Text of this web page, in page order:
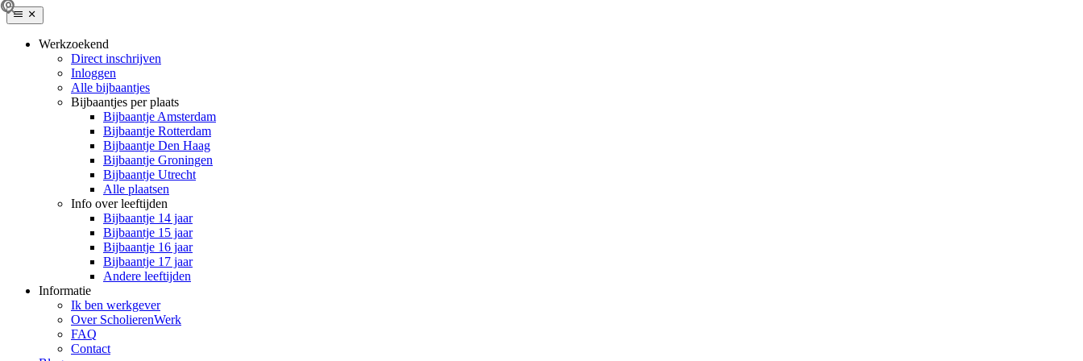
Werkzoekend
Direct inschrijven
Inloggen
Alle bijbaantjes
Bijbaantjes per plaats
Bijbaantje Amsterdam
Bijbaantje Rotterdam
Bijbaantje Den Haag
Bijbaantje Groningen
Bijbaantje Utrecht
Alle plaatsen
Info over leeftijden
Bijbaantje 14 jaar
Bijbaantje 15 jaar
Bijbaantje 16 jaar
Bijbaantje 17 jaar
Andere leeftijden
Informatie
Ik ben werkgever
Over ScholierenWerk
FAQ
Contact